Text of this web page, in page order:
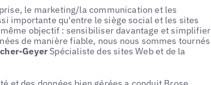
le marketing/la communication et les
importante qu'entre le siège social et les sites
objectif : sensibiliser davantage et simplifier
de manière fiable, nous nous sommes tournés
Geyer Spécialiste des sites Web et de la